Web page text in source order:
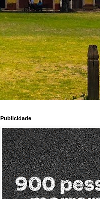
Publicidade